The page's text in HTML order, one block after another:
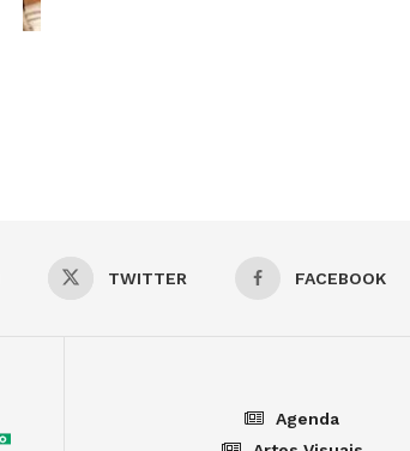
TWITTER FACEBOOK
Agenda